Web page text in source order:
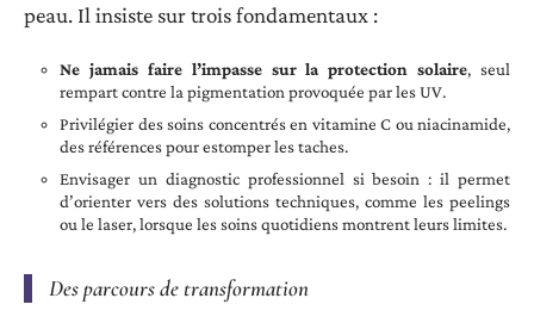
peau. Il insiste sur trois fondamentaux :
Ne jamais faire l’impasse sur la protection solaire, seul
rempart contre la pigmentation provoquée par les UV.
Privilégier des soins concentrés en vitamine C ou niacinamide,
des références pour estomper les taches.
Envisager un diagnostic professionnel si besoin : il permet
d’orienter vers des solutions techniques, comme les peelings
ou le laser, lorsque les soins quotidiens montrent leurs limites.
Des parcours de transformation